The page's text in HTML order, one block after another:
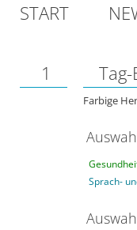
START
1
Farbige
Sprach-